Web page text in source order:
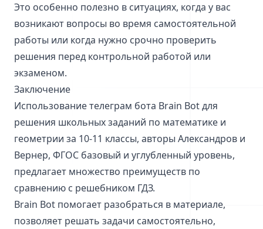
Это особенно полезно в ситуациях, когда у вас
возникают вопросы во время самостоятельной
работы или когда нужно срочно проверить
решения перед контрольной работой или
экзаменом.
Заключение
Использование телеграм бота Brain Bot для
решения школьных заданий по математике и
геометрии за 10-11 классы, авторы Александров и
Вернер, ФГОС базовый и углубленный уровень,
предлагает множество преимуществ по
сравнению с решебником ГДЗ.
Brain Bot помогает разобраться в материале,
позволяет решать задачи самостоятельно,